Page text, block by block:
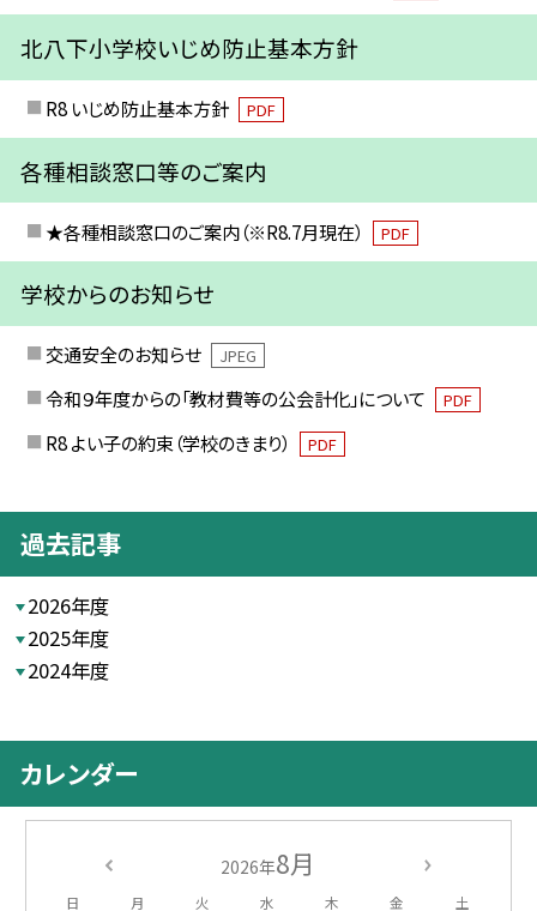
北八下小学校いじめ防止基本方針
R8 いじめ防止基本方針 PDF
各種相談窓口等のご案内
★各種相談窓口のご案内（※R8.7月現在） PDF
学校からのお知らせ
交通安全のお知らせ JPEG
令和９年度からの「教材費等の公会計化」について PDF
R8 よい子の約束（学校のきまり） PDF
過去記事
2026年度
2025年度
2024年度
カレンダー
2026年8月
日 月 火 水 木 金 土